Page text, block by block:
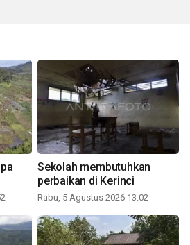
Sekolah membutuhkan
perbaikan di Kerinci
Rabu, 5 Agustus 2026 13:02